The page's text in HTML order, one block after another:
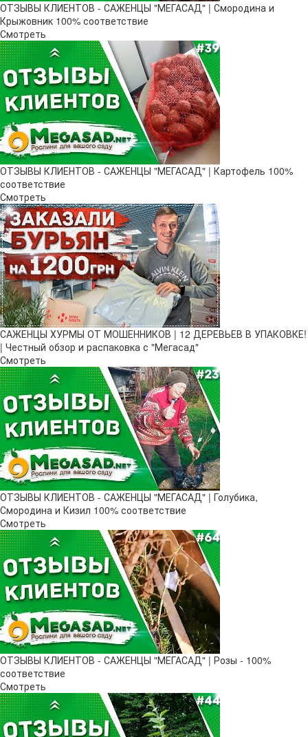
ОТЗЫВЫ КЛИЕНТОВ - САЖЕНЦЫ "МЕГАСАД" | Смородина и
Крыжовник 100% соответствие
Смотреть
ОТЗЫВЫ КЛИЕНТОВ - САЖЕНЦЫ "МЕГАСАД" | Картофель 100%
соответствие
Смотреть
САЖЕНЦЫ ХУРМЫ ОТ МОШЕННИКОВ | 12 ДЕРЕВЬЕВ В УПАКОВКЕ!
| Честный обзор и распаковка с "Мегасад"
Смотреть
ОТЗЫВЫ КЛИЕНТОВ - САЖЕНЦЫ "МЕГАСАД" | Голубика,
Смородина и Кизил 100% соответствие
Смотреть
ОТЗЫВЫ КЛИЕНТОВ - САЖЕНЦЫ "МЕГАСАД" | Розы - 100%
соответствие
Смотреть